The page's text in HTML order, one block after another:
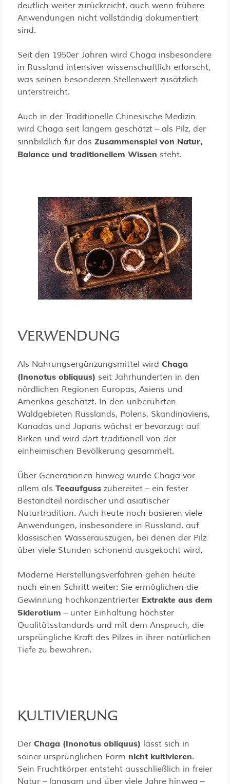
deutlich weiter zurückreicht, auch wenn frühere
Anwendungen nicht vollständig dokumentiert
sind.
Seit den 1950er Jahren wird Chaga insbesondere
in Russland intensiver wissenschaftlich erforscht,
was seinen besonderen Stellenwert zusätzlich
unterstreicht.
Auch in der Traditionelle Chinesische Medizin
wird Chaga seit langem geschätzt – als Pilz, der
sinnbildlich für das Zusammenspiel von Natur,
Balance und traditionellem Wissen steht.
VERWENDUNG
Als Nahrungsergänzungsmittel wird Chaga
(Inonotus obliquus) seit Jahrhunderten in den
nördlichen Regionen Europas, Asiens und
Amerikas geschätzt. In den unberührten
Waldgebieten Russlands, Polens, Skandinaviens,
Kanadas und Japans wächst er bevorzugt auf
Birken und wird dort traditionell von der
einheimischen Bevölkerung gesammelt.
Über Generationen hinweg wurde Chaga vor
allem als Teeaufguss zubereitet – ein fester
Bestandteil nordischer und asiatischer
Naturtradition. Auch heute noch basieren viele
Anwendungen, insbesondere in Russland, auf
klassischen Wasserauszügen, bei denen der Pilz
über viele Stunden schonend ausgekocht wird.
Moderne Herstellungsverfahren gehen heute
noch einen Schritt weiter: Sie ermöglichen die
Gewinnung hochkonzentrierter Extrakte aus dem
Sklerotium – unter Einhaltung höchster
Qualitätsstandards und mit dem Anspruch, die
ursprüngliche Kraft des Pilzes in ihrer natürlichen
Tiefe zu bewahren.
KULTIVIERUNG
Der Chaga (Inonotus obliquus) lässt sich in
seiner ursprünglichen Form nicht kultivieren.
Sein Fruchtkörper entsteht ausschließlich in freier
Natur – langsam und über viele Jahre hinweg –